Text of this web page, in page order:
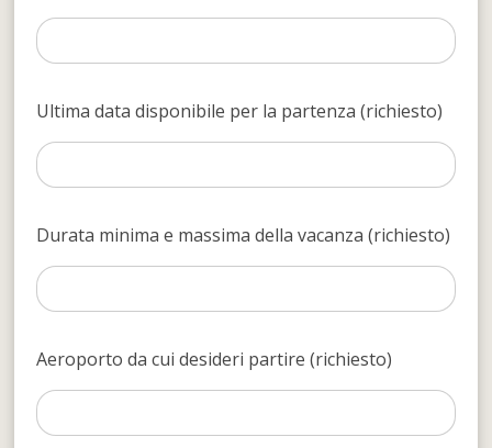
Ultima data disponibile per la partenza (richiesto)
Durata minima e massima della vacanza (richiesto)
Aeroporto da cui desideri partire (richiesto)